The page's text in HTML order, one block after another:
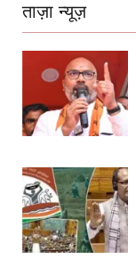
ताज़ा न्यूज़